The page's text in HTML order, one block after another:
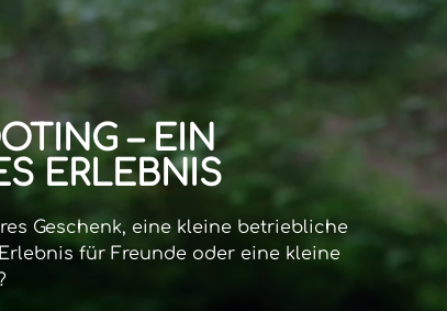
– EIN
ERLEBNIS
Geschenk, eine kleine betriebliche
für Freunde oder eine kleine